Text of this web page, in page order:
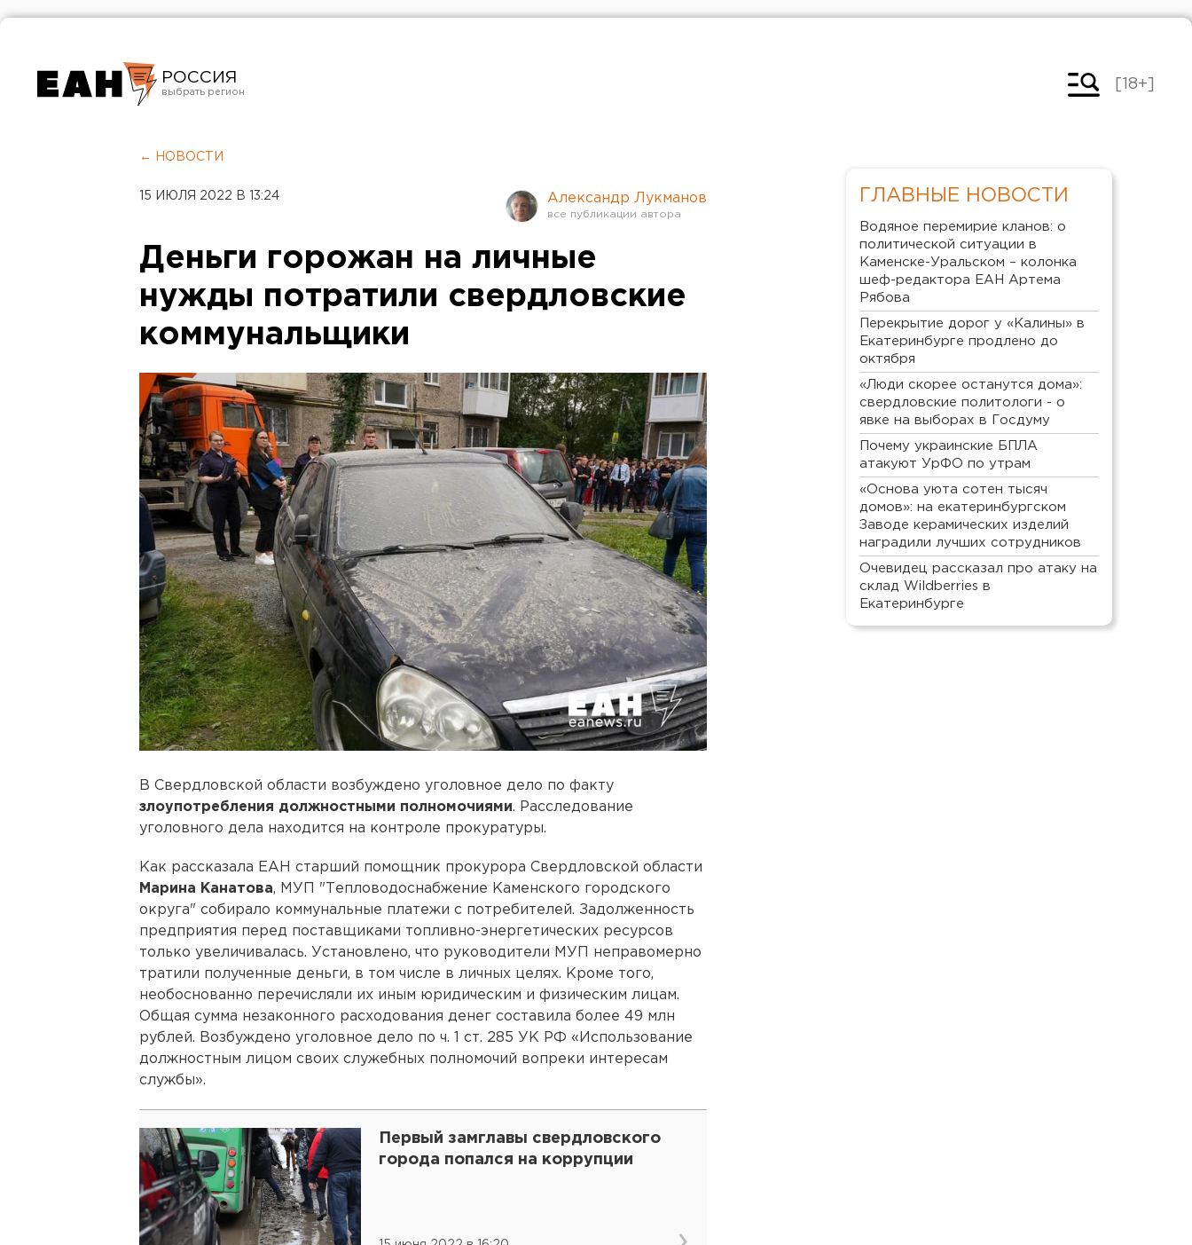
РОССИЯ
Челябинск
[18+]
← НОВОСТИ
15 ИЮЛЯ 2022 В 13:24 Александр Лукманов
Деньги горожан на личные
нужды потратили свердловские
коммунальщики
В Свердловской области возбуждено уголовное дело по факту
злоупотребления должностными полномочиями. Расследование
уголовного дела находится на контроле прокуратуры.
Как рассказала ЕАН старший помощник прокурора Свердловской области
Марина Канатова, МУП "Тепловодоснабжение Каменского городского
округа" собирало коммунальные платежи с потребителей. Задолженность
предприятия перед поставщиками топливно-энергетических ресурсов
только увеличивалась. Установлено, что руководители МУП неправомерно
тратили полученные деньги, в том числе в личных целях. Кроме того,
необоснованно перечисляли их иным юридическим и физическим лицам.
Общая сумма незаконного расходования денег составила более 49 млн
рублей. Возбуждено уголовное дело по ч. 1 ст. 285 УК РФ «Использование
должностным лицом своих служебных полномочий вопреки интересам
службы».
Первый замглавы свердловского
города попался на коррупции
ГЛАВНЫЕ НОВОСТИ
Водяное перемирие кланов: о
политической ситуации в
Каменске-Уральском – колонка
шеф-редактора ЕАН Артема
Рябова
Перекрытие дорог у «Калины» в
Екатеринбурге продлено до
октября
«Люди скорее останутся дома»:
свердловские политологи - о
явке на выборах в Госдуму
Почему украинские БПЛА
атакуют УрФО по утрам
«Основа уюта сотен тысяч
домов»: на екатеринбургском
Заводе керамических изделий
наградили лучших сотрудников
Очевидец рассказал про атаку на
склад Wildberries в
Екатеринбурге